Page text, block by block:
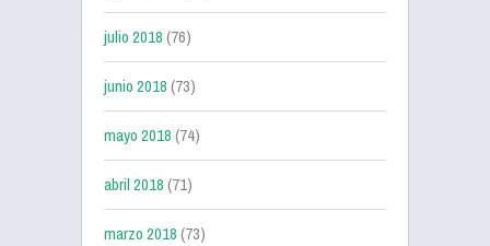
julio 2018(76)
junio 2018(73)
mayo 2018(74)
abril 2018(71)
marzo 2018(73)